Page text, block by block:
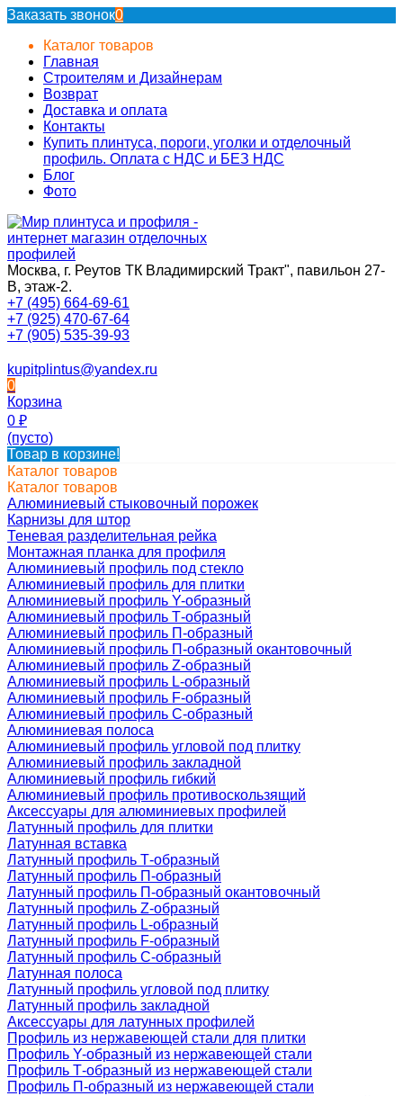
Заказать звонок0
Каталог товаров
Главная
Строителям и Дизайнерам
Возврат
Доставка и оплата
Контакты
Купить плинтуса, пороги, уголки и отделочный
профиль. Оплата с НДС и БЕЗ НДС
Блог
Фото
Москва, г. Реутов ТК Владимирский Тракт", павильон 27-
В, этаж-2.
+7 (495) 664-69-61
+7 (925) 470-67-64
+7 (905) 535-39-93
kupitplintus@yandex.ru
0
Корзина
0 ₽
(пусто)
Товар в корзине!
Каталог товаров
Каталог товаров
Алюминиевый стыковочный порожек
Карнизы для штор
Теневая разделительная рейка
Монтажная планка для профиля
Алюминиевый профиль под стекло
Алюминиевый профиль для плитки
Алюминиевый профиль Y-образный
Алюминиевый профиль Т-образный
Алюминиевый профиль П-образный
Алюминиевый профиль П-образный окантовочный
Алюминиевый профиль Z-образный
Алюминиевый профиль L-образный
Алюминиевый профиль F-образный
Алюминиевый профиль C-образный
Алюминиевая полоса
Алюминиевый профиль угловой под плитку
Алюминиевый профиль закладной
Алюминиевый профиль гибкий
Алюминиевый профиль противоскользящий
Аксессуары для алюминиевых профилей
Латунный профиль для плитки
Латунная вставка
Латунный профиль Т-образный
Латунный профиль П-образный
Латунный профиль П-образный окантовочный
Латунный профиль Z-образный
Латунный профиль L-образный
Латунный профиль F-образный
Латунный профиль C-образный
Латунная полоса
Латунный профиль угловой под плитку
Латунный профиль закладной
Аксессуары для латунных профилей
Профиль из нержавеющей стали для плитки
Профиль Y-образный из нержавеющей стали
Профиль Т-образный из нержавеющей стали
Профиль П-образный из нержавеющей стали